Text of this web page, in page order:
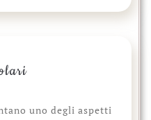
uno degli aspetti